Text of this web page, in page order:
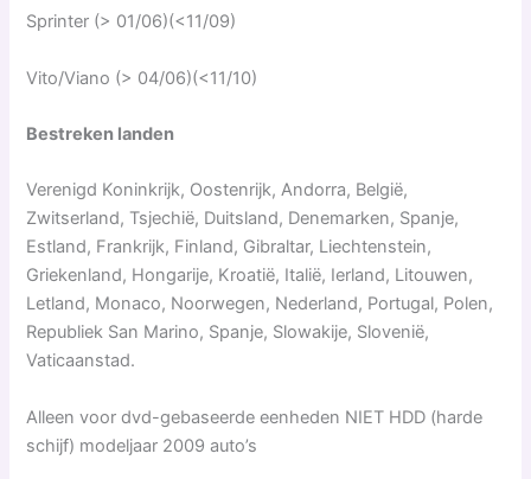
Sprinter (> 01/06)(<11/09)
Vito/Viano (> 04/06)(<11/10)
Bestreken landen
Verenigd Koninkrijk, Oostenrijk, Andorra, België,
Zwitserland, Tsjechië, Duitsland, Denemarken, Spanje,
Estland, Frankrijk, Finland, Gibraltar, Liechtenstein,
Griekenland, Hongarije, Kroatië, Italië, Ierland, Litouwen,
Letland, Monaco, Noorwegen, Nederland, Portugal, Polen,
Republiek San Marino, Spanje, Slowakije, Slovenië,
Vaticaanstad.
Alleen voor dvd-gebaseerde eenheden NIET HDD (harde
schijf) modeljaar 2009 auto’s